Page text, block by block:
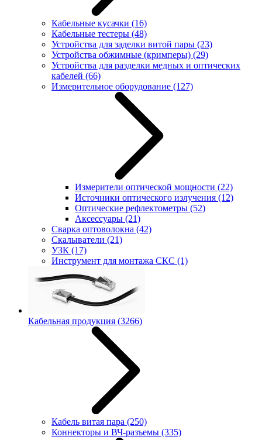
Кабельные кусачки (16)
Кабельные тестеры (48)
Устройства для заделки витой пары (23)
Устройства обжимные (кримперы) (29)
Устройства для разделки медных и оптических
кабелей (66)
Измерительное оборудование (127)
Измерители оптической мощности (22)
Источники оптического излучения (12)
Оптические рефлектометры (52)
Аксессуары (21)
Сварка оптоволокна (42)
Скалыватели (21)
УЗК (17)
Инструмент для монтажа СКС (1)
Кабельная продукция (3266)
Кабель витая пара (250)
Коннекторы и ВЧ-разъемы (335)